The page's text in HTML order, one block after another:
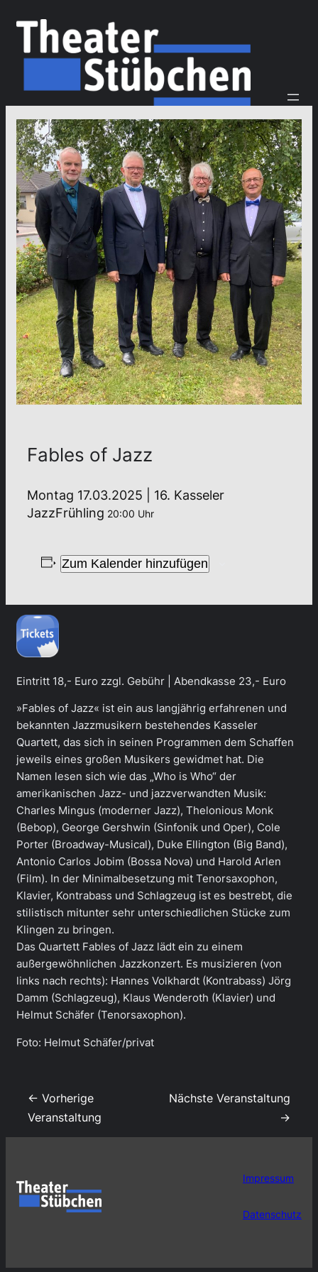
Fables of Jazz
Montag 17.03.2025 | 16. Kasseler
JazzFrühling 20:00 Uhr
Zum Kalender hinzufügen
Eintritt 18,- Euro zzgl. Gebühr | Abendkasse 23,- Euro
»Fables of Jazz« ist ein aus langjährig erfahrenen und
bekannten Jazzmusikern bestehendes Kasseler
Quartett, das sich in seinen Programmen dem Schaffen
jeweils eines großen Musikers gewidmet hat. Die
Namen lesen sich wie das „Who is Who“ der
amerikanischen Jazz- und jazzverwandten Musik:
Charles Mingus (moderner Jazz), Thelonious Monk
(Bebop), George Gershwin (Sinfonik und Oper), Cole
Porter (Broadway-Musical), Duke Ellington (Big Band),
Antonio Carlos Jobim (Bossa Nova) und Harold Arlen
(Film). In der Minimalbesetzung mit Tenorsaxophon,
Klavier, Kontrabass und Schlagzeug ist es bestrebt, die
stilistisch mitunter sehr unterschiedlichen Stücke zum
Klingen zu bringen.
Das Quartett Fables of Jazz lädt ein zu einem
außergewöhnlichen Jazzkonzert. Es musizieren (von
links nach rechts): Hannes Volkhardt (Kontrabass) Jörg
Damm (Schlagzeug), Klaus Wenderoth (Klavier) und
Helmut Schäfer (Tenorsaxophon).
Foto: Helmut Schäfer/privat
← Vorherige
Veranstaltung
Nächste Veranstaltung
→
Impressum
Datenschutz